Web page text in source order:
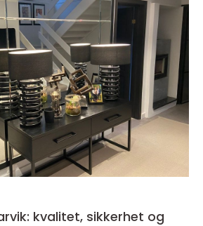
kvalitet, sikkerhet og